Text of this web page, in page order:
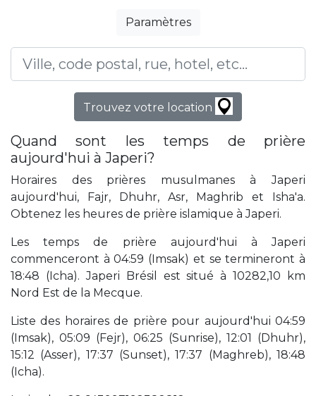
Paramètres
Trouvez votre location
Quand sont les temps de prière
aujourd'hui à Japeri?
Horaires des prières musulmanes à Japeri
aujourd'hui, Fajr, Dhuhr, Asr, Maghrib et Isha'a.
Obtenez les heures de prière islamique à Japeri.
Les temps de prière aujourd'hui à Japeri
commenceront à 04:59 (Imsak) et se termineront à
18:48 (Icha). Japeri Brésil est situé à 10282,10 km
Nord Est de la Mecque.
Liste des horaires de prière pour aujourd'hui 04:59
(Imsak), 05:09 (Fejr), 06:25 (Sunrise), 12:01 (Dhuhr),
15:12 (Asser), 17:37 (Sunset), 17:37 (Maghreb), 18:48
(Icha).